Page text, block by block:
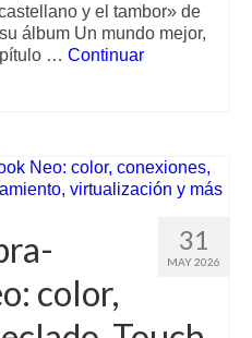
y el tambor» de
álbum Un mundo mejor,
… Continuar
31
MAY 2026
color,